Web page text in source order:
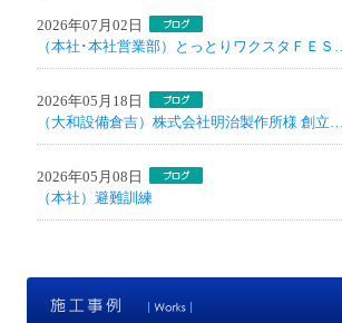
2026年07月02日
（本社･本社営業部）とっとりワクスタＦＥＳ…
2026年05月18日
（大和設備倉吉）株式会社明治製作所様 創立…
2026年05月08日
（本社）避難訓練